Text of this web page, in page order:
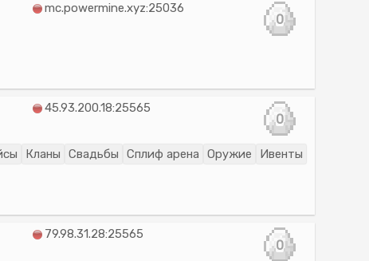
mc.powermine.xyz:25036
0
45.93.200.18:25565
0
Кланы Свадьбы Сплиф арена Оружие
Ивенты
79.98.31.28:25565
0